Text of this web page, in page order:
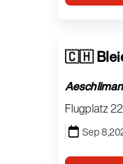
🇨🇭
Flugplatz
Sep